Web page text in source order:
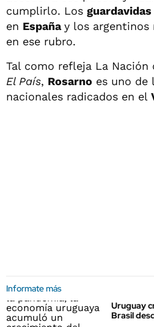
cumplirlo. Los guardavidas
en Españay los argentinos
en ese rubro.
Tal como refleja La
El País, Rosarno es uno de
nacionales radicados en el
Informate más
Uruguay
Brasil